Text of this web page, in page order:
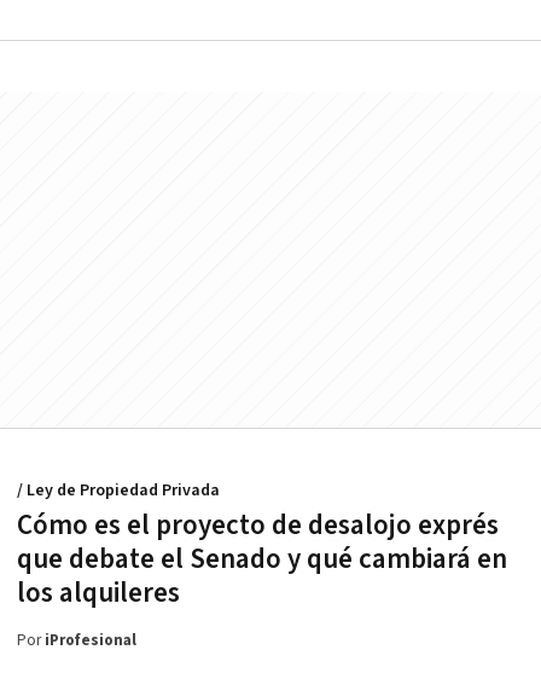
Cómo es el proyecto de desalojo exprés
que debate el Senado y qué cambiará en
los alquileres
/ Ley de Propiedad Privada
PoriProfesional